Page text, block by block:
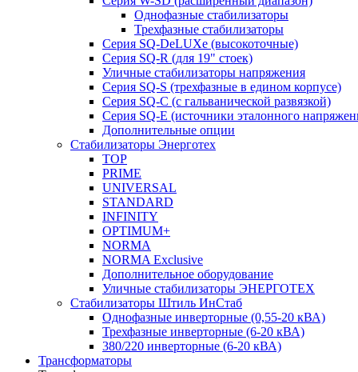
Однофазные стабилизаторы
Трехфазные стабилизаторы
Серия SQ-DeLUXe (высокоточные)
Серия SQ-R (для 19" стоек)
Уличные стабилизаторы напряжения
Серия SQ-S (трехфазные в едином корпусе)
Серия SQ-C (с гальванической развязкой)
Cерия SQ-E (источники эталонного
Дополнительные опции
Стабилизаторы Энерготех
TOP
PRIME
UNIVERSAL
STANDARD
INFINITY
OPTIMUM+
NORMA
NORMA Exclusive
Дополнительное оборудование
Уличные стабилизаторы ЭНЕРГОТЕХ
Стабилизаторы Штиль ИнСтаб
Однофазные инверторные (0,55-20 кВА)
Трехфазные инверторные (6-20 кВА)
380/220 инверторные (6-20 кВА)
Трансформаторы